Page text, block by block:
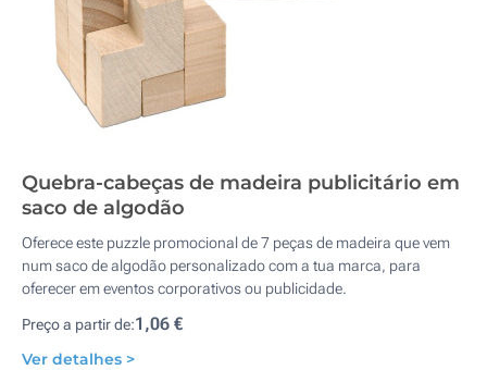
Quebra-cabeças de madeira publicitário em
saco de algodão
Oferece este puzzle promocional de 7 peças de madeira que vem
num saco de algodão personalizado com a tua marca, para
oferecer em eventos corporativos ou publicidade.
Preço a partir de:1,06 €
Ver detalhes >